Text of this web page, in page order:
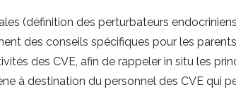
(définition des perturbateurs
des conseils spécifiques pour les
des CVE, afin de rappeler in situ les
à destination du personnel des CVE qui